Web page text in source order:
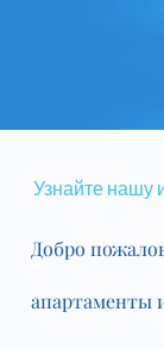
Узнайте нашу
Добро
апартаменты